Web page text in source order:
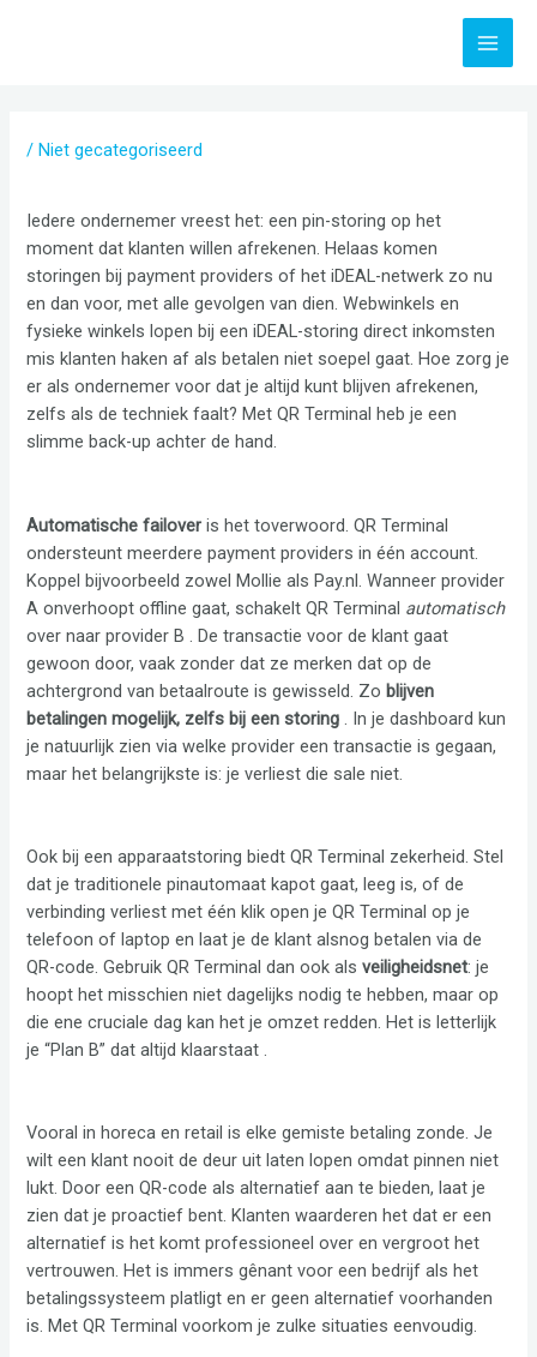
/Niet gecategoriseerd
Iedere ondernemer vreest het: een pin-storing op het
moment dat klanten willen afrekenen. Helaas komen
storingen bij payment providers of het iDEAL-netwerk zo nu
en dan voor, met alle gevolgen van dien. Webwinkels en
fysieke winkels lopen bij een iDEAL-storing direct inkomsten
mis klanten haken af als betalen niet soepel gaat. Hoe zorg je
er als ondernemer voor dat je altijd kunt blijven afrekenen,
zelfs als de techniek faalt? Met QR Terminal heb je een
slimme back-up achter de hand.
Automatische failover is het toverwoord. QR Terminal
ondersteunt meerdere payment providers in één account.
Koppel bijvoorbeeld zowel Mollie als Pay.nl. Wanneer provider
A onverhoopt offline gaat, schakelt QR Terminal automatisch
over naar provider B . De transactie voor de klant gaat
gewoon door, vaak zonder dat ze merken dat op de
achtergrond van betaalroute is gewisseld. Zo blijven
betalingen mogelijk, zelfs bij een storing . In je dashboard kun
je natuurlijk zien via welke provider een transactie is gegaan,
maar het belangrijkste is: je verliest die sale niet.
Ook bij een apparaatstoring biedt QR Terminal zekerheid. Stel
dat je traditionele pinautomaat kapot gaat, leeg is, of de
verbinding verliest met één klik open je QR Terminal op je
telefoon of laptop en laat je de klant alsnog betalen via de
QR-code. Gebruik QR Terminal dan ook alsveiligheidsnet: je
hoopt het misschien niet dagelijks nodig te hebben, maar op
die ene cruciale dag kan het je omzet redden. Het is letterlijk
je “Plan B” dat altijd klaarstaat .
Vooral in horeca en retail is elke gemiste betaling zonde. Je
wilt een klant nooit de deur uit laten lopen omdat pinnen niet
lukt. Door een QR-code als alternatief aan te bieden, laat je
zien dat je proactief bent. Klanten waarderen het dat er een
alternatief is het komt professioneel over en vergroot het
vertrouwen. Het is immers gênant voor een bedrijf als het
betalingssysteem platligt en er geen alternatief voorhanden
is. Met QR Terminal voorkom je zulke situaties eenvoudig.